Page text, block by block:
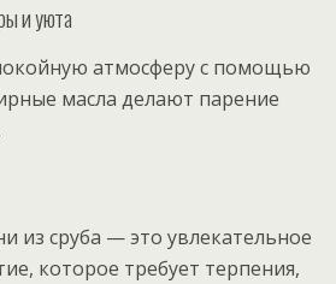
и уюта
атмосферу с помощью
масла делают парение
из сруба — это увлекательное
которое требует терпения,